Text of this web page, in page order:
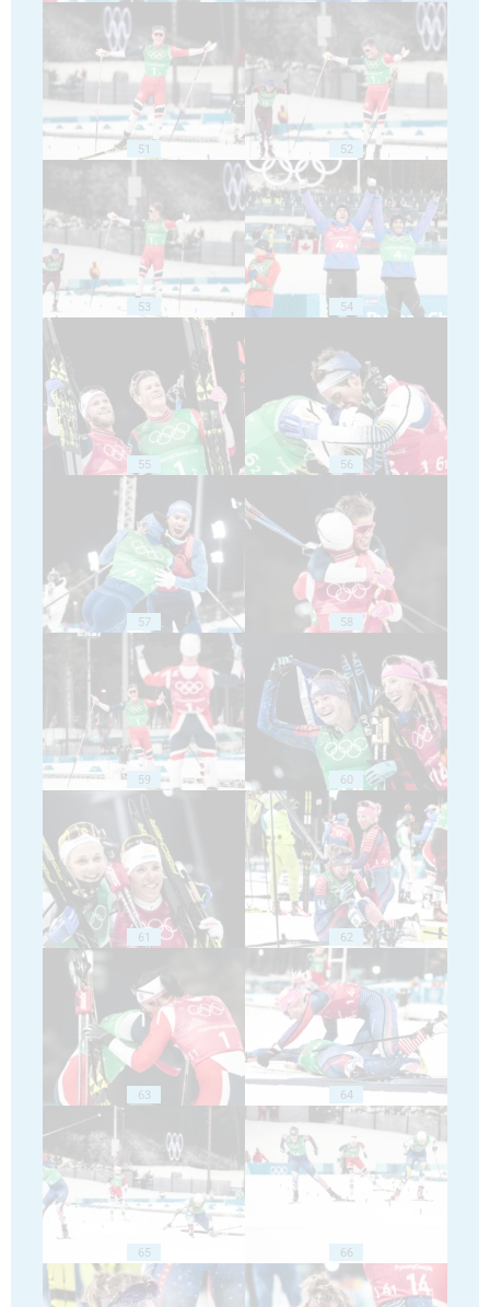
51 52
53 54
55 56
57 58
59 60
61 62
63 64
65 66